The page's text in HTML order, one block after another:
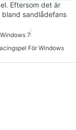
Eftersom det är
sandlådefans
7
För Windows